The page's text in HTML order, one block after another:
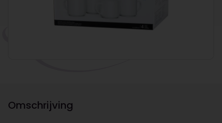
Omschrijving